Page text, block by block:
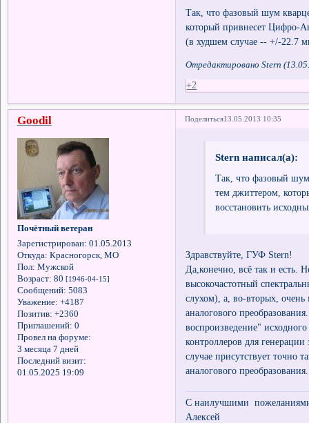
Так, что фазовый шум
который привнесет Цифро-
(в худшем случае -- +/-22.7
Отредактировано Stern
+2
Поделиться13.05.2013 10:35
Goodil
Почётный ветеран
Зарегистрирован: 01.05.2013
Откуда: Красногорск, МО
Пол: Мужской
Возраст: 80 [1946-04-15]
Сообщений: 5083
Уважение: +4187
Позитив: +2360
Приглашений: 0
Провел на форуме:
3 месяца 7 дней
Последний визит:
01.05.2025 19:09
Stern написал(а):
Так, что фазовый шум
тем джиттером,
восстановить
Здравствуйте, ГУФ Stern!
Да,конечно, всё так и есть.
высокочастотный
слухом), а, во-вторых,
аналогового
воспроизведение"
контроллеров для
случае присутствует
аналогового
С наилучшими пожеланиями
Алексей